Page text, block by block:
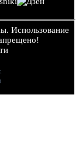
Использование